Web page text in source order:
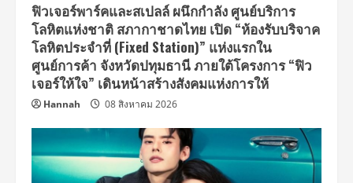
ฟิวเจอร์พาร์คและสเปลล์ ผนึกกำลัง ศูนย์บริการ
โลหิตแห่งชาติ สภากาชาดไทย เปิด “ห้องรับบริจาค
โลหิตประจำที่ (Fixed Station)” แห่งแรกใน
ศูนย์การค้า จังหวัดปทุมธานี ภายใต้โครงการ “ฟิว
เจอร์ให้ใจ” เดินหน้าสร้างสังคมแห่งการให้
Hannah 08 สิงหาคม 2026